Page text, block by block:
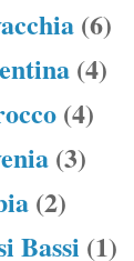
(6)
(4)
(4)
(3)
(2)
Bassi (1)